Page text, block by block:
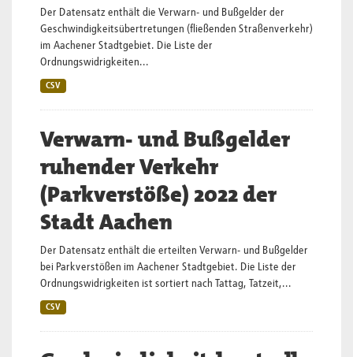
Der Datensatz enthält die Verwarn- und Bußgelder der
Geschwindigkeitsübertretungen (fließenden Straßenverkehr)
im Aachener Stadtgebiet. Die Liste der
Ordnungswidrigkeiten...
CSV
Verwarn- und Bußgelder
ruhender Verkehr
(Parkverstöße) 2022 der
Stadt Aachen
Der Datensatz enthält die erteilten Verwarn- und Bußgelder
bei Parkverstößen im Aachener Stadtgebiet. Die Liste der
Ordnungswidrigkeiten ist sortiert nach Tattag, Tatzeit,...
CSV